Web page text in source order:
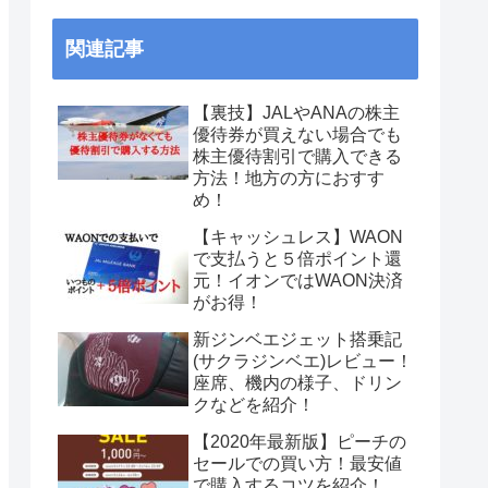
関連記事
【裏技】JALやANAの株主
優待券が買えない場合でも
株主優待割引で購入できる
方法！地方の方におすす
め！
【キャッシュレス】WAON
で支払うと５倍ポイント還
元！イオンではWAON決済
がお得！
新ジンベエジェット搭乗記
(サクラジンベエ)レビュー！
座席、機内の様子、ドリン
クなどを紹介！
【2020年最新版】ピーチの
セールでの買い方！最安値